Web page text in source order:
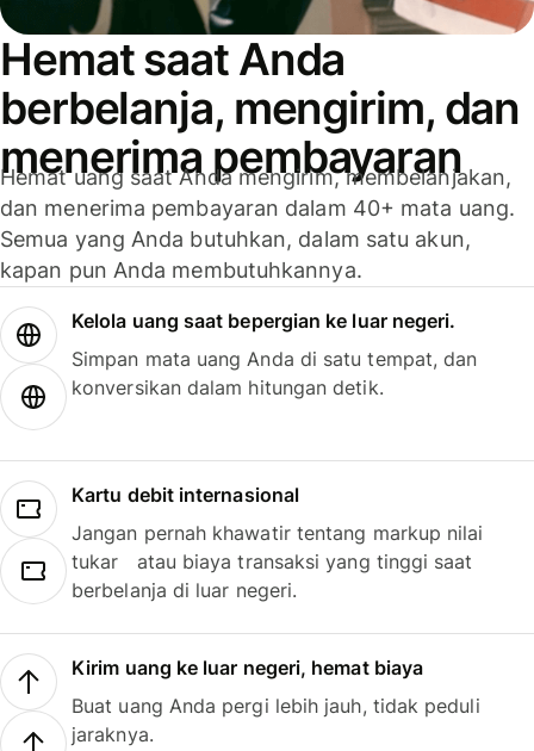
Hemat saat Anda
berbelanja, mengirim, dan
menerima pembayaran
Hemat uang saat Anda mengirim, membelanjakan,
dan menerima pembayaran dalam 40+ mata uang.
Semua yang Anda butuhkan, dalam satu akun,
kapan pun Anda membutuhkannya.
Kelola uang saat bepergian ke luar negeri.
Simpan mata uang Anda di satu tempat, dan
konversikan dalam hitungan detik.
Kartu debit internasional
Jangan pernah khawatir tentang markup nilai
tukar atau biaya transaksi yang tinggi saat
berbelanja di luar negeri.
Kirim uang ke luar negeri, hemat biaya
Buat uang Anda pergi lebih jauh, tidak peduli
jaraknya.